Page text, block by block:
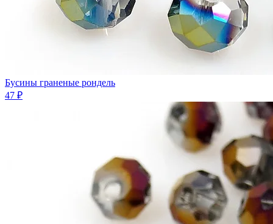
Бусины граненые рондель
47 ₽